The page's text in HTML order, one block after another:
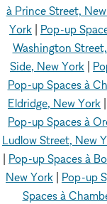
à Prince Street,
York
Pop-up
Washington
Side, New York
Pop-up Spaces à
Eldridge, New York
Pop-up Spaces à
Ludlow Street, New
Pop-up Spaces à
New York
Pop-up
Spaces à